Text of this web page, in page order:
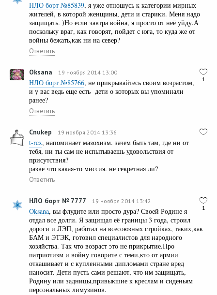
НЛО борт №85839, я уже отношусь к категории мирных
жителей, в которой женщины, дети и старики. Меня надо
защищать. )Но если завтра война, я просто от неё уйду.А
поскольку враг, как говорят, пойдет с юга, то куда же от
войны бежать,как ни на север?
Ответить
1
Oksana 19 ноября 2014 13:00
НЛО борт №85766, не прикрывайтесь своим возрастом,
и у вас ведь еще есть дети о которых вы упоминали
ранее?
Ответить
Cnukep 19 ноября 2014 13:36
t-rex, напоминает мазохизм. зачем быть там, где ни от
тебя, ни ты сам не испытываешь удовольствия от
присутствия?
разве что какая-то миссия. не секретная ли?
Ответить
1
НЛО борт № 7777 19 ноября 2014 13:42
Oksana, вы флудите или просто дура? Своей Родине я
отдал все долги. Я защищал её границы 3 года, строил
дороги и ЛЭП, работал на всесоюзных стройках, таких,как
БАМ и ЭТЭК, готовил специалистов для народного
хозяйства. Так что возраст это не прикрытие.Про
патриотизм и войну говорите с теми,кто от армии
откашивает и с купленными дипломами стране вред
наносит. Дети пусть сами решают, что им защищать,
Родину или задницы,привыкшие к креслам и сиденьям
персональных лимузинов.